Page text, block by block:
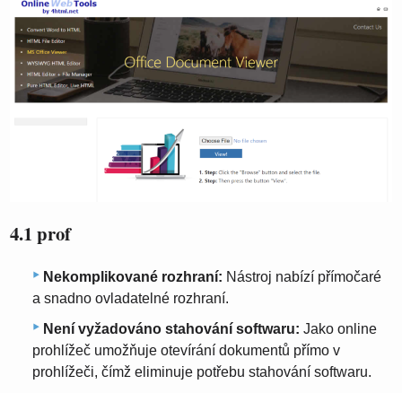
4.1 prof
Nekomplikované rozhraní: Nástroj nabízí přímočaré
a snadno ovladatelné rozhraní.
Není vyžadováno stahování softwaru: Jako online
prohlížeč umožňuje otevírání dokumentů přímo v
prohlížeči, čímž eliminuje potřebu stahování softwaru.